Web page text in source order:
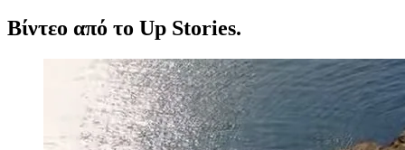
Βίντεο από το Up Stories.